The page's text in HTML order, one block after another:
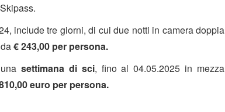
include tre giorni, di cui due notti in camera doppia
€ 243,00 per persona.
settimana di sci, fino al 04.05.2025 in mezza
euro per persona.